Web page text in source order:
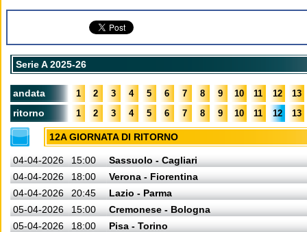
Serie A 2025-26
andata 1 2 3 4 5 6 7 8 9 10 11 12 13
ritorno 1 2 3 4 5 6 7 8 9 10 11 12 13
12A GIORNATA DI RITORNO
04-04-2026 15:00
Sassuolo - Cagliari
04-04-2026
18:00
Verona - Fiorentina
04-04-2026
20:45
Lazio - Parma
05-04-2026
15:00
Cremonese - Bologna
05-04-2026
18:00
Pisa - Torino